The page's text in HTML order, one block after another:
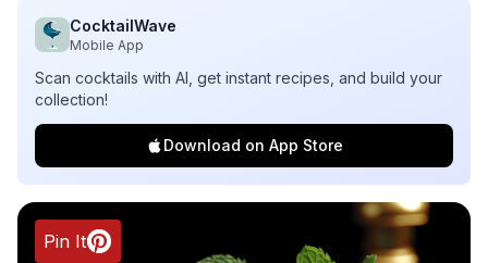
CocktailWave
Mobile App
Scan cocktails with AI, get instant recipes, and build your
collection!
Download on App Store
Pin It